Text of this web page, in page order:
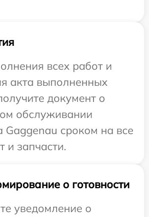
всех работ и
акта выполненных
документ о
обслуживании
Gaggenau сроком на все
и запчасти.
о готовности
уведомление о